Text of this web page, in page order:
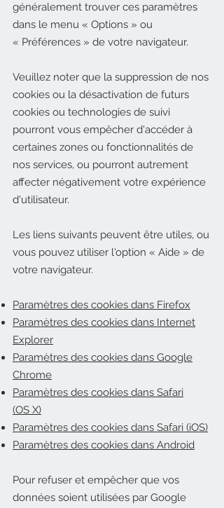
généralement trouver ces paramètres
dans le menu « Options » ou
« Préférences » de votre navigateur.
Veuillez noter que la suppression de nos
cookies ou la désactivation de futurs
cookies ou technologies de suivi
pourront vous empêcher d'accéder à
certaines zones ou fonctionnalités de
nos services, ou pourront autrement
affecter négativement votre expérience
d'utilisateur.
Les liens suivants peuvent être utiles, ou
vous pouvez utiliser l'option « Aide » de
votre navigateur.
Paramètres des cookies dans Firefox
Paramètres des cookies dans Internet
Explorer
Paramètres des cookies dans Google
Chrome
Paramètres des cookies dans Safari
(OS X)
Paramètres des cookies dans Safari (iOS)
Paramètres des cookies dans Android
Pour refuser et empêcher que vos
données soient utilisées par Google